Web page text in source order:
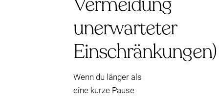
unerwarteter
Einschränkungen)
Wenn du länger als
eine kurze Pause